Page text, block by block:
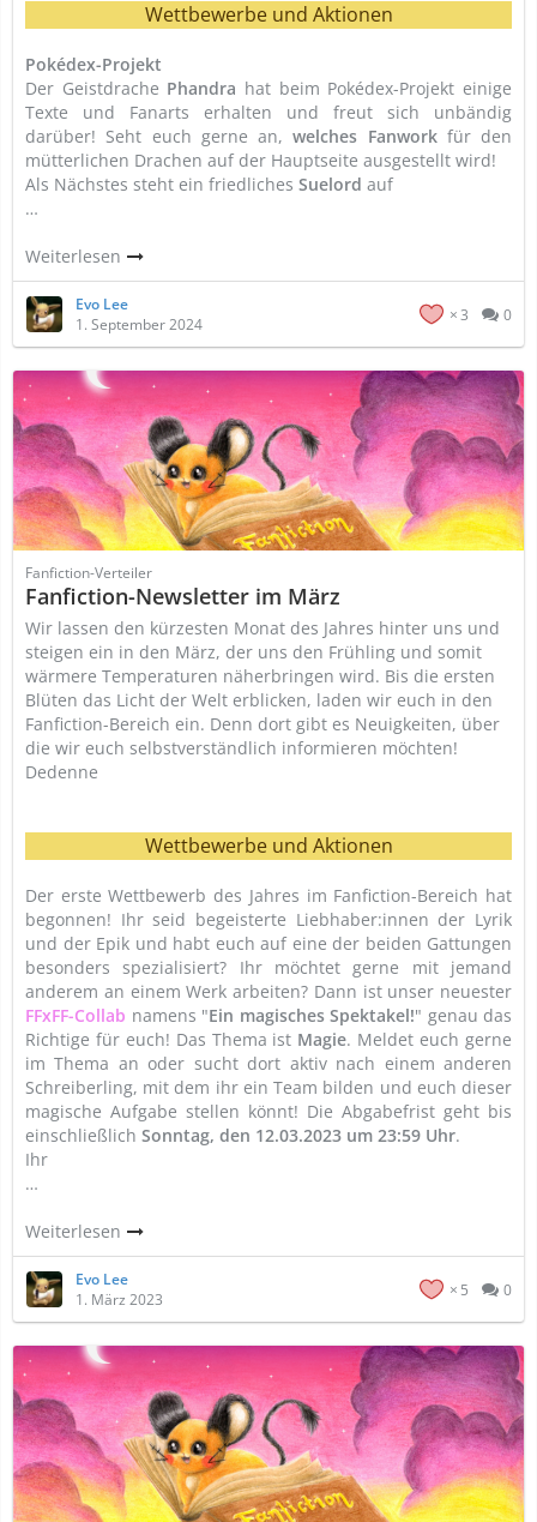
Wettbewerbe und Aktionen
Pokédex-Projekt
Der Geistdrache Phandra hat beim Pokédex-Projekt einige
Texte und Fanarts erhalten und freut sich unbändig
darüber! Seht euch gerne an,welches Fanworkfür den
mütterlichen Drachen auf der Hauptseite ausgestellt wird!
Als Nächstes steht ein friedliches Suelord auf
…
Weiterlesen
Evo Lee
1. September 2024
3 0
Fanfiction-Verteiler
Fanfiction-Newsletter im März
Wir lassen den kürzesten Monat des Jahres hinter uns und
steigen ein in den März, der uns den Frühling und somit
wärmere Temperaturen näherbringen wird. Bis die ersten
Blüten das Licht der Welt erblicken, laden wir euch in den
Fanfiction-Bereich ein. Denn dort gibt es Neuigkeiten, über
die wir euch selbstverständlich informieren möchten!
Dedenne
Wettbewerbe und Aktionen
Der erste Wettbewerb des Jahres im Fanfiction-Bereich hat
begonnen! Ihr seid begeisterte Liebhaber:innen der Lyrik
und der Epik und habt euch auf eine der beiden Gattungen
besonders spezialisiert? Ihr möchtet gerne mit jemand
anderem an einem Werk arbeiten? Dann ist unser neuester
FFxFF-Collab namens "Ein magisches Spektakel!" genau das
Richtige für euch! Das Thema ist Magie. Meldet euch gerne
im Thema an oder sucht dort aktiv nach einem anderen
Schreiberling, mit dem ihr ein Team bilden und euch dieser
magische Aufgabe stellen könnt! Die Abgabefrist geht bis
einschließlich Sonntag, den 12.03.2023 um 23:59 Uhr.
Ihr
…
Weiterlesen
Evo Lee
1. März 2023
5 0